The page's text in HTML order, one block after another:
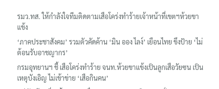
รมว.ทส. ให้กำลังใจทีมติดตามเสือโคร่งทำร้ายเจ้าหน้าที่เขตฯห้วยขา
แข้ง
‘ภาคประชาสังคม’ รวมตัวคัดค้าน ‘มิน ออง ไลง์’ เยือนไทย ขึงป้าย ‘ไม่
ต้อนรับอาชญากร’
กรมอุทยานฯ ชี้ เสือโคร่งทำร้าย จนท.ห้วยขาแข้งเป็นลูกเสือวัยซน เป็น
เหตุบังเอิญ ไม่เข้าข่าย ‘เสือกินคน’